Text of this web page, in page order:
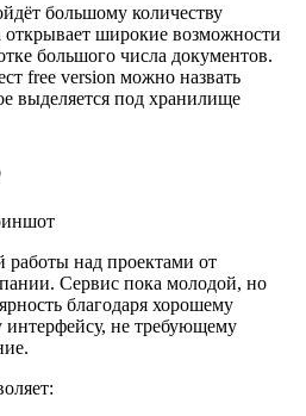
большому количеству
открывает широкие возможности
большого числа документов.
free version можно назвать
выделяется под хранилище
работы над проектами от
Сервис пока молодой, но
благодаря хорошему
не требующему